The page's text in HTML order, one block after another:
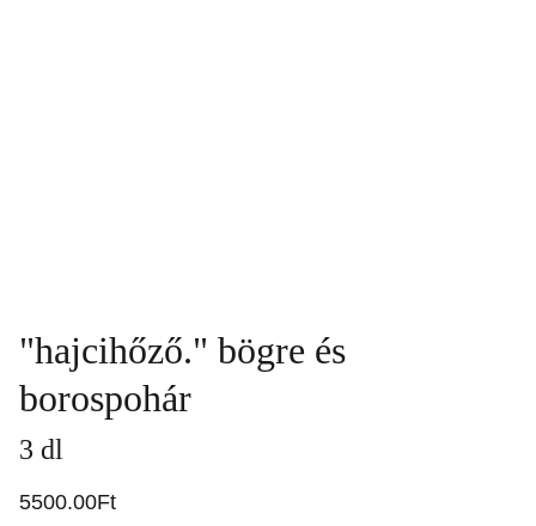
"hajcihőző." bögre és
borospohár
3 dl
5500.00Ft